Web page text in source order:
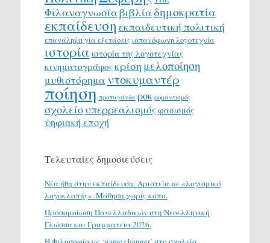
Φιλαναγνωσίαβιβλίαδημοκρατία
εκπαίδευση εκπαιδευτική πολιτική
επανάληψη για εξετάσεις ισπανόφωνη λογοτεχνία
ιστορία ιστορία της λογοτεχνίας
κινηματογράφοςκρίση μελοποίηση
μυθιστόρημα ντοκυμαντέρ
ποίηση προπαγάνδα ροκ ρομαντισμός
σχολείουπερρεαλισμόςφασισμός
ψηφιακή εποχή
Τελευταίες δημοσιεύσεις
Νέα ήθη στην εκπαίδευση: Αριστεία με «λογισμικό
λογοκλοπής». Μάθηση χωρίς κόπο.
Προσομοίωση Πανελλαδικών στη Νεοελληνική
Γλώσσα και Γραμματεία 2026.